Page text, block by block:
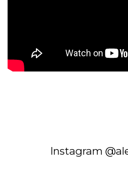
Instagram